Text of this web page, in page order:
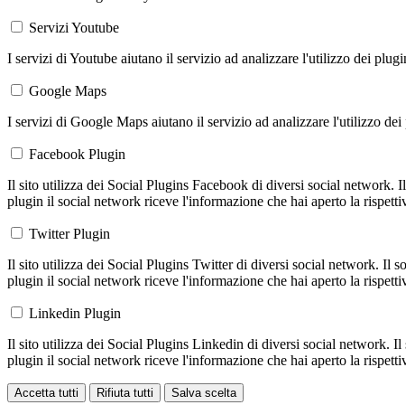
Servizi Youtube
I servizi di Youtube aiutano il servizio ad analizzare l'utilizzo dei
Google Maps
I servizi di Google Maps aiutano il servizio ad analizzare l'utilizzo
Facebook Plugin
Il sito utilizza dei Social Plugins Facebook di diversi social network.
plugin il social network riceve l'informazione che hai aperto la
Twitter Plugin
Il sito utilizza dei Social Plugins Twitter di diversi social network. Il
plugin il social network riceve l'informazione che hai aperto la
Linkedin Plugin
Il sito utilizza dei Social Plugins Linkedin di diversi social network. Il
plugin il social network riceve l'informazione che hai aperto la
Accetta tutti Rifiuta tutti Salva scelta